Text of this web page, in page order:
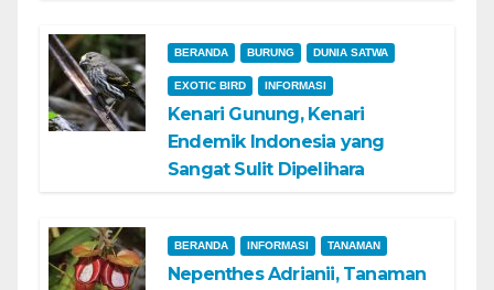
BERANDA BURUNG DUNIA SATWA
EXOTIC BIRD INFORMASI
Kenari Gunung, Kenari
Endemik Indonesia yang
Sangat Sulit Dipelihara
BERANDA INFORMASI TANAMAN
Nepenthes Adrianii, Tanaman